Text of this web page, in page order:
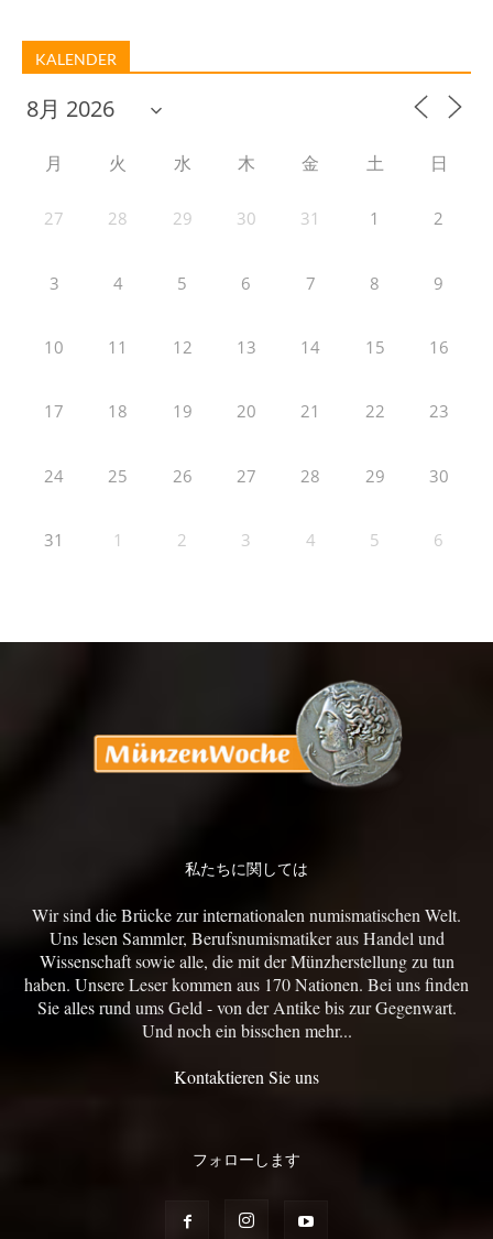
KALENDER
月 火 水 木 金 土 日
27 28 29 30 31 1 2
3 4 5 6 7 8 9
10 11 12 13 14 15 16
17 18 19 20 21 22 23
24 25 26 27 28 29 30
31 1 2 3 4 5 6
私たちに関しては
Wir sind die Brücke zur internationalen numismatischen Welt.
Uns lesen Sammler, Berufsnumismatiker aus Handel und
Wissenschaft sowie alle, die mit der Münzherstellung zu tun
haben. Unsere Leser kommen aus 170 Nationen. Bei uns finden
Sie alles rund ums Geld - von der Antike bis zur Gegenwart.
Und noch ein bisschen mehr...
Kontaktieren Sie uns
フォローします